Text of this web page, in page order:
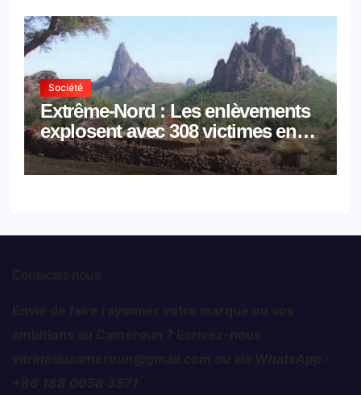
Société
Extrême-Nord : Les enlèvements
explosent avec 308 victimes en
trois mois